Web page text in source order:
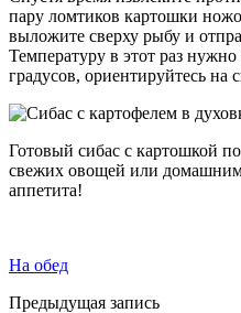
пару ломтиков картошки
выложите сверху рыбу и
Температуру в этот раз
градусов, ориентируйтесь на
Готовый сибас с картошкой
свежих овощей или
аппетита!
На обед
Предыдущая запись